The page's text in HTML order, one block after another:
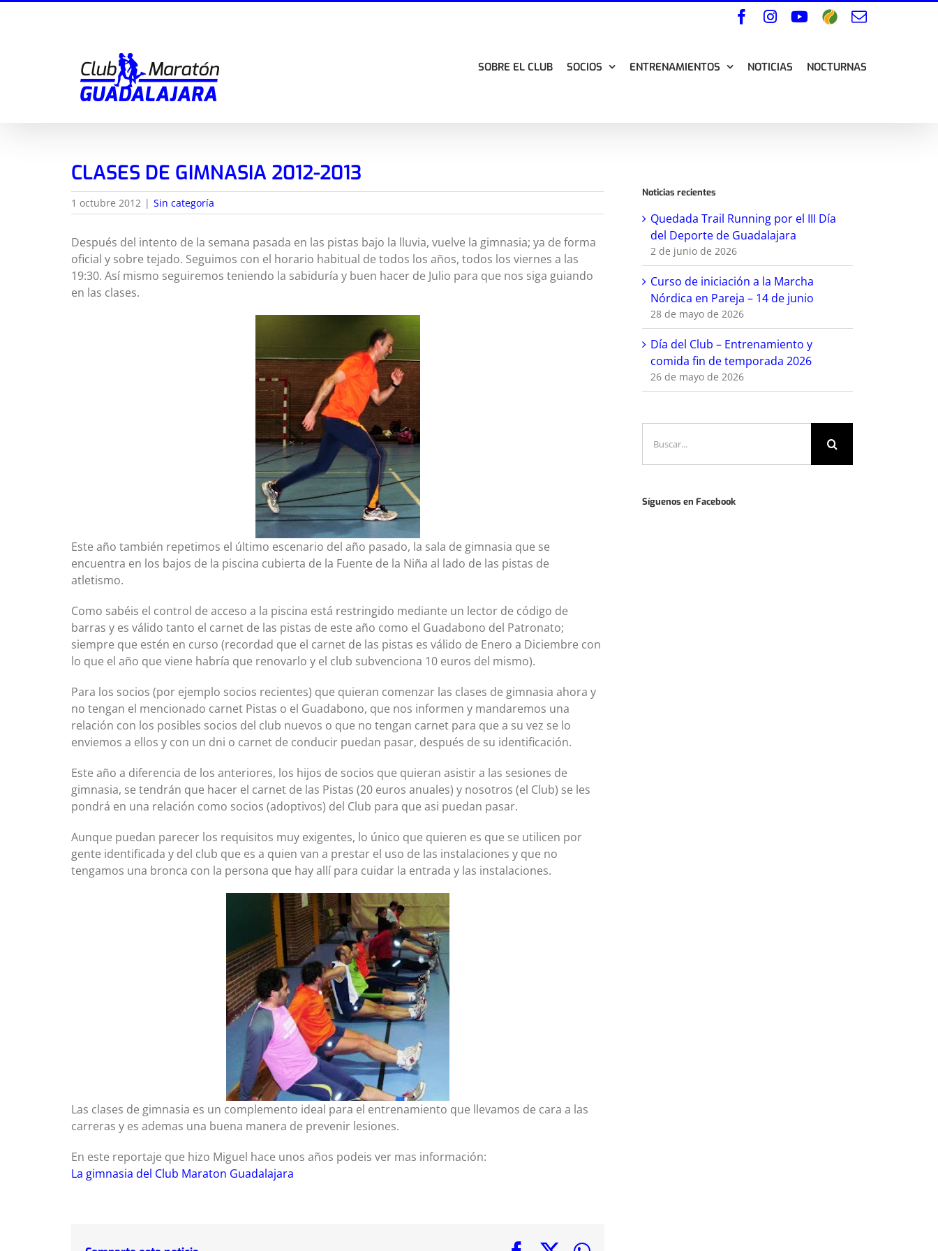
Facebook
Instagram
YouTube
WikilocCorreo
SOBRE EL CLUB SOCIOS ENTRENAMIENTOS NOTICIAS NOCTURNAS
CLASES DE GIMNASIA 2012-2013
1 octubre 2012 | Sin categoría
Después del intento de la semana pasada en las pistas bajo la lluvia, vuelve la gimnasia; ya de forma
oficial y sobre tejado. Seguimos con el horario habitual de todos los años, todos los viernes a las
19:30. Así mismo seguiremos teniendo la sabiduría y buen hacer de Julio para que nos siga guiando
en las clases.
Este año también repetimos el último escenario del año pasado, la sala de gimnasia que se
encuentra en los bajos de la piscina cubierta de la Fuente de la Niña al lado de las pistas de
atletismo.
Como sabéis el control de acceso a la piscina está restringido mediante un lector de código de
barras y es válido tanto el carnet de las pistas de este año como el Guadabono del Patronato;
siempre que estén en curso (recordad que el carnet de las pistas es válido de Enero a Diciembre con
lo que el año que viene habría que renovarlo y el club subvenciona 10 euros del mismo).
Para los socios (por ejemplo socios recientes) que quieran comenzar las clases de gimnasia ahora y
no tengan el mencionado carnet Pistas o el Guadabono, que nos informen y mandaremos una
relación con los posibles socios del club nuevos o que no tengan carnet para que a su vez se lo
enviemos a ellos y con un dni o carnet de conducir puedan pasar, después de su identificación.
Este año a diferencia de los anteriores, los hijos de socios que quieran asistir a las sesiones de
gimnasia, se tendrán que hacer el carnet de las Pistas (20 euros anuales) y nosotros (el Club) se les
pondrá en una relación como socios (adoptivos) del Club para que asi puedan pasar.
Aunque puedan parecer los requisitos muy exigentes, lo único que quieren es que se utilicen por
gente identificada y del club que es a quien van a prestar el uso de las instalaciones y que no
tengamos una bronca con la persona que hay allí para cuidar la entrada y las instalaciones.
Las clases de gimnasia es un complemento ideal para el entrenamiento que llevamos de cara a las
carreras y es ademas una buena manera de prevenir lesiones.
En este reportaje que hizo Miguel hace unos años podeis ver mas información:
La gimnasia del Club Maraton Guadalajara
Noticias recientes
Quedada Trail Running por el III Día
del Deporte de Guadalajara
2 de junio de 2026
Curso de iniciación a la Marcha
Nórdica en Pareja – 14 de junio
28 de mayo de 2026
Día del Club – Entrenamiento y
comida fin de temporada 2026
26 de mayo de 2026
Síguenos en Facebook